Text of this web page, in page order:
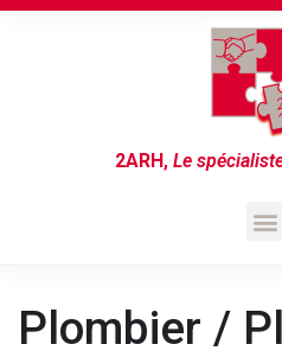
2ARH, Le
Plombier /